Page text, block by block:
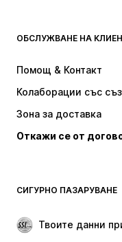
НОВО
Бельо
Палта
Специални Поводи
ОБСЛУЖВАНЕ НА
Помощ & Контакт
Колаборации със
Зона за доставка
Откажи се от
СИГУРНО ПАЗАРУВАНЕ
Твоите данни